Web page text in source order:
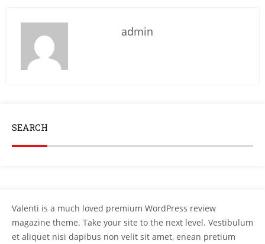
admin
SEARCH
Valenti is a much loved premium WordPress review
magazine theme. Take your site to the next level. Vestibulum
et aliquet nisi dapibus non velit sit amet, enean pretium